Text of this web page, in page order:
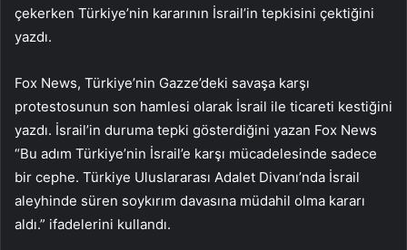
çekerken Türkiye’nin kararının İsrail’in tepkisini çektiğini
yazdı.
Fox News, Türkiye’nin Gazze’deki savaşa karşı
protestosunun son hamlesi olarak İsrail ile ticareti kestiğini
yazdı. İsrail’in duruma tepki gösterdiğini yazan Fox News
“Bu adım Türkiye’nin İsrail’e karşı mücadelesinde sadece
bir cephe. Türkiye Uluslararası Adalet Divanı’nda İsrail
aleyhinde süren soykırım davasına müdahil olma kararı
aldı.” ifadelerini kullandı.